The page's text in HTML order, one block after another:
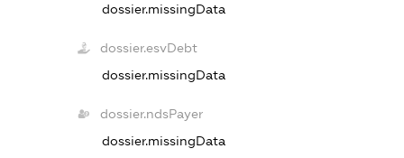
dossier.missingData
dossier.esvDebt
dossier.missingData
dossier.ndsPayer
dossier.missingData